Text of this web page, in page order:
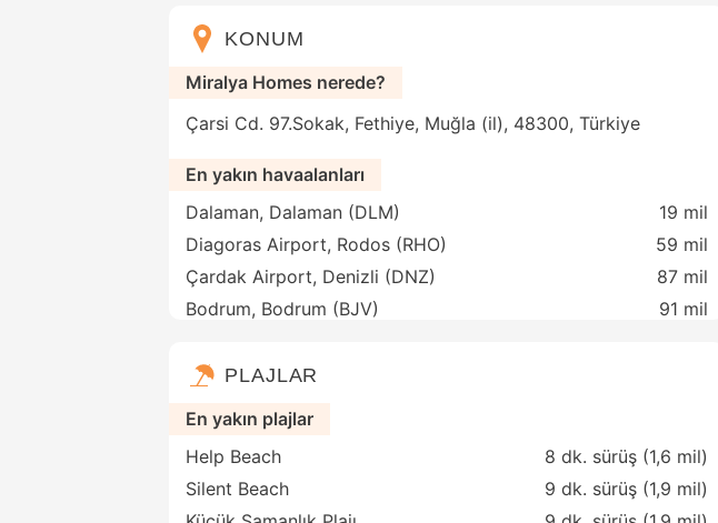
KONUM
Miralya Homes nerede?
Çarsi Cd. 97.Sokak, Fethiye, Muğla (il), 48300, Türkiye
En yakın havaalanları
Dalaman, Dalaman (DLM)
19 mil
Diagoras Airport, Rodos (RHO)
59 mil
Çardak Airport, Denizli (DNZ)
87 mil
Bodrum, Bodrum (BJV)
91 mil
PLAJLAR
En yakın plajlar
Help Beach
8 dk. sürüş (1,6 mil)
Silent Beach
9 dk. sürüş (1,9 mil)